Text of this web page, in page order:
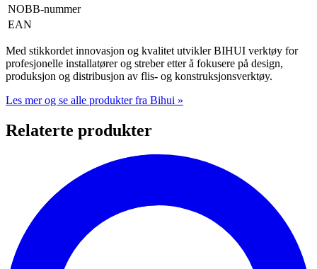
NOBB-nummer
EAN
Med stikkordet innovasjon og kvalitet utvikler BIHUI verktøy for
profesjonelle installatører og streber etter å fokusere på design,
produksjon og distribusjon av flis- og konstruksjonsverktøy.
Les mer og se alle produkter fra Bihui »
Relaterte produkter